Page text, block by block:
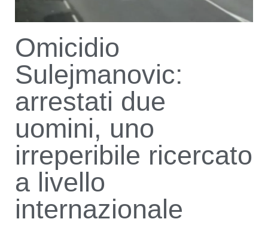
Omicidio
Sulejmanovic:
arrestati due
uomini, uno
irreperibile ricercato
a livello
internazionale